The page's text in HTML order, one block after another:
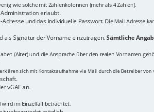
wie solche mit Zahlenkolonnen (mehr als 4 Zahlen).
erlaubt.
und das individuelle Passwort. Die Mail-Adresse
als Signatur der Vorname einzutragen.Sämtliche
(Alter) und die Ansprache über den realen Vornamen
sich mit Kontaktaufnahme via Mail durch die Betreiber von
vGAF an.
im Einzelfall betrachtet.